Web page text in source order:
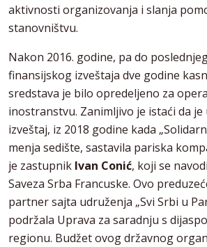
aktivnosti organizovanja i slanja
stanovništvu.
Nakon 2016. godine, pa do
finansijskog izveštaja dve godine
sredstava je bilo opredeljeno za
inostranstvu. Zanimljivo je istaći da
izveštaj, iz 2018 godine kada
menja sedište, sastavila pariska
je zastupnik Ivan Conić, koji se
Saveza Srba Francuske. Ovo
partner sajta udruženja „Svi Srbi u
podržala Uprava za saradnju s
regionu. Budžet ovog državnog